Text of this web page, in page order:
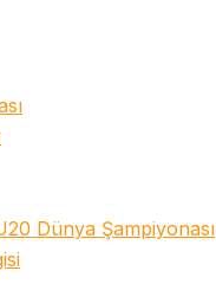
Dünya Şampiyonası